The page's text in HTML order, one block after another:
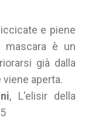
e piene
mascara è un
già dalla
aperta.
, L'elisir della